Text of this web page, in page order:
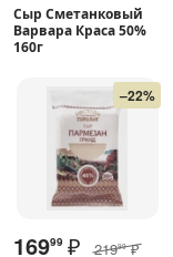
Сыр Сметанковый
Варвара Краса 50%
160г
–22%
16999 ₽ 21999 ₽